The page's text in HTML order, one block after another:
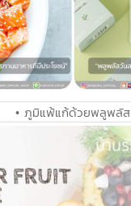
• ภูมิแพ้แก้ด้วยพลูพลัส